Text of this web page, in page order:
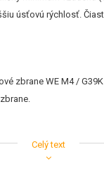
úsťovú rýchlosť.
zbrane WE M4 /
používanie
Celý text